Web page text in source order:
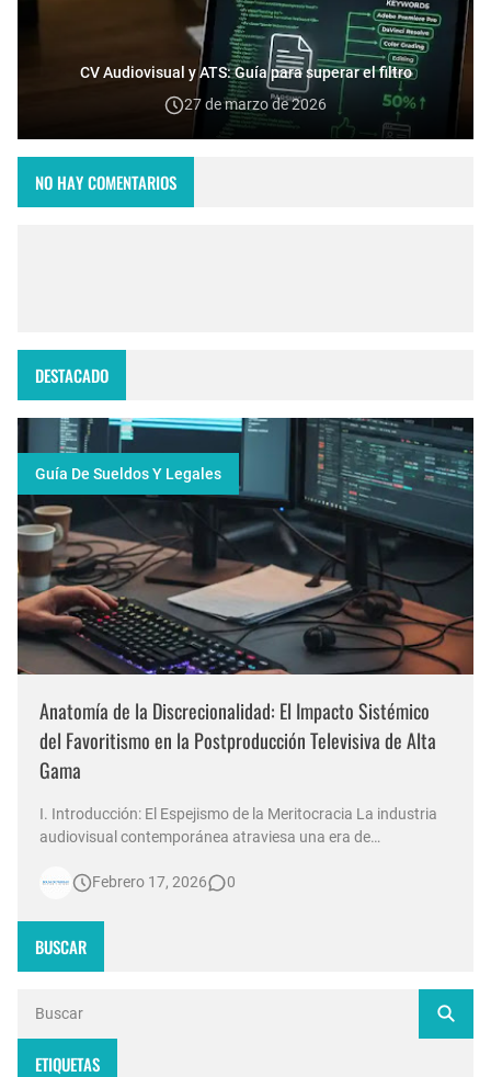
CV Audiovisual y ATS: Guía para superar el filtro
27 de marzo de 2026
NO HAY COMENTARIOS
DESTACADO
Guía De Sueldos Y Legales
Anatomía de la Discrecionalidad: El Impacto Sistémico
del Favoritismo en la Postproducción Televisiva de Alta
Gama
I. Introducción: El Espejismo de la Meritocracia La industria
audiovisual contemporánea atraviesa una era de
noticias en Argentina invierten millones de dólares en
Febrero 17, 2026 0
BUSCAR
ETIQUETAS